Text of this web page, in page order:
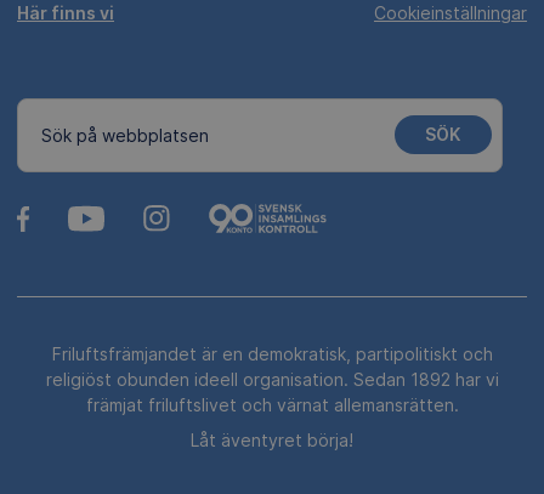
Här finns vi Cookieinställningar
Sök på webbplatsen SÖK
Friluftsfrämjandet är en demokratisk, partipolitiskt och
religiöst obunden ideell organisation. Sedan 1892 har vi
främjat friluftslivet och värnat allemansrätten.
Låt äventyret börja!